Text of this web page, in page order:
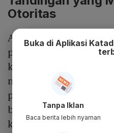
Otoritas
Analisis jejaring
percakapan di X
kelompok kata
nilai
betweenness
paling banyak
baik dalam
kelompok.
Buka di Aplikasi
Tanpa Iklan
Baca berita lebih nyaman